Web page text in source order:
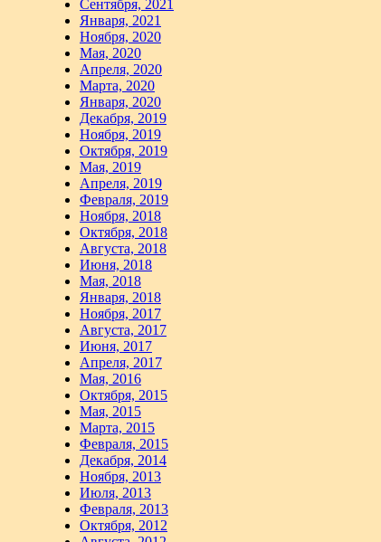
Сентября, 2021
Января, 2021
Ноября, 2020
Мая, 2020
Апреля, 2020
Марта, 2020
Января, 2020
Декабря, 2019
Ноября, 2019
Октября, 2019
Мая, 2019
Апреля, 2019
Февраля, 2019
Ноября, 2018
Октября, 2018
Августа, 2018
Июня, 2018
Мая, 2018
Января, 2018
Ноября, 2017
Августа, 2017
Июня, 2017
Апреля, 2017
Мая, 2016
Октября, 2015
Мая, 2015
Марта, 2015
Февраля, 2015
Декабря, 2014
Ноября, 2013
Июля, 2013
Февраля, 2013
Октября, 2012